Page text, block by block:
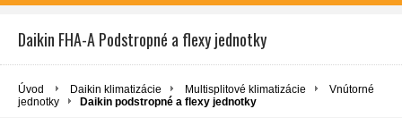
Daikin FHA-A Podstropné a flexy jednotky
Úvod Daikin klimatizácie Multisplitové klimatizácie
Vnútorné
jednotky
Daikin podstropné a flexy jednotky